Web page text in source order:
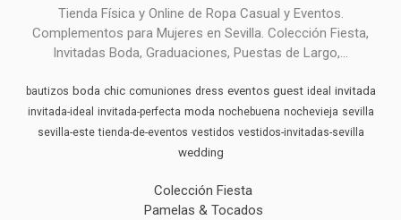
Tienda Física y Online de Ropa Casual y Eventos.
Complementos para Mujeres en Sevilla. Colección Fiesta,
Invitadas Boda, Graduaciones, Puestas de Largo,...
bautizos boda chic comuniones dress eventos guest ideal invitada
invitada-ideal invitada-perfecta moda nochebuena nochevieja sevilla
sevilla-este tienda-de-eventos vestidos vestidos-invitadas-sevilla
wedding
Colección Fiesta
Pamelas & Tocados